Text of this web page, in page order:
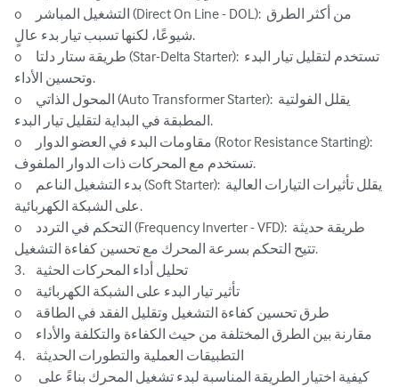
o	التشغيل المباشر (Direct On Line - DOL): من أكثر الطرق
شيوعًا، لكنها تسبب تيار بدء عالٍ.
o	طريقة ستار دلتا (Star-Delta Starter): تستخدم لتقليل تيار البدء
وتحسين الأداء.
o	المحول الذاتي (Auto Transformer Starter): يقلل الفولتية
المطبقة في البداية لتقليل تيار البدء.
o	مقاومات البدء في العضو الدوار (Rotor Resistance Starting):
تستخدم مع المحركات ذات الدوار الملفوف.
o	بدء التشغيل الناعم (Soft Starter): يقلل تأثيرات التيارات العالية
على الشبكة الكهربائية.
o	التحكم في التردد (Frequency Inverter - VFD): طريقة حديثة
تتيح التحكم بسرعة المحرك مع تحسين كفاءة التشغيل.
3.	تحليل أداء المحركات الحثية
o	تأثير تيار البدء على الشبكة الكهربائية
o	طرق تحسين كفاءة التشغيل وتقليل الفقد في الطاقة
o	مقارنة بين الطرق المختلفة من حيث الكفاءة والتكلفة والأداء
4.	التطبيقات العملية والتطورات الحديثة
o	كيفية اختيار الطريقة المناسبة لبدء تشغيل المحرك بناءً على